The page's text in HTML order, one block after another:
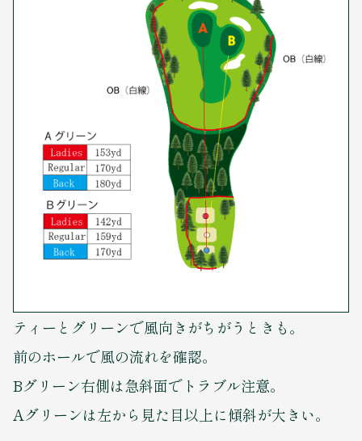
ティーとグリーンで風向きがちがうときも。
前のホールで風の流れを確認。
Bグリーン右側は急斜面でトラブル注意。
Aグリーンは左から見た目以上に傾斜が大きい。